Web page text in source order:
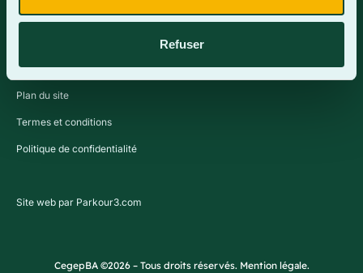
Refuser
Plan du site
Termes et conditions
Politique de confidentialité
Site web par Parkour3.com
CegepBA ©2026 – Tous droits réservés. Mention légale.